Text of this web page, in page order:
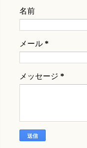
名前
メール *
メッセージ *